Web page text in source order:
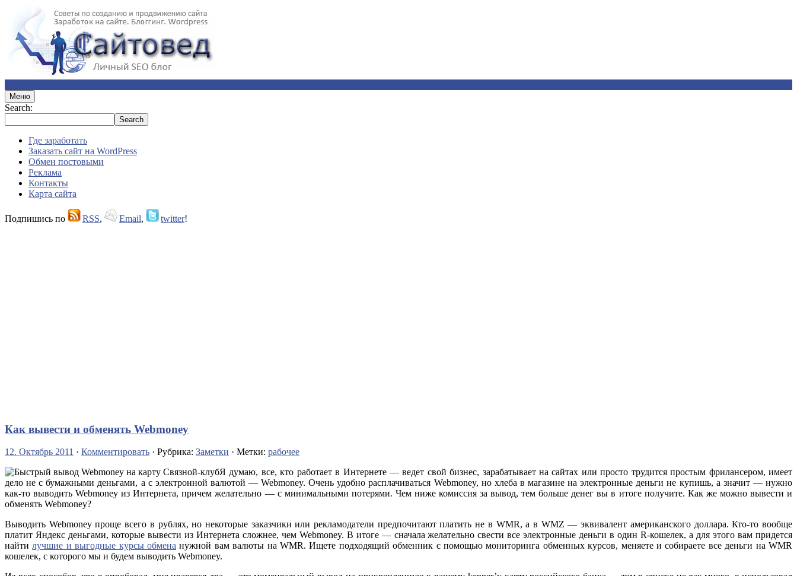
Меню
Search:
Где заработать
Заказать сайт на WordPress
Обмен постовыми
Реклама
Контакты
Карта сайта
Подпишись по RSS, Email, twitter!
Как вывести и обменять Webmoney
12. Октябрь 2011 · Комментировать · Рубрика: Заметки · Метки: рабочее
Я думаю, все, кто работает в Интернете — ведет свой бизнес, зарабатывает на сайтах или просто трудится простым фрилансером, имеет
дело не с бумажными деньгами, а с электронной валютой — Webmoney. Очень удобно расплачиваться Webmoney, но хлеба в магазине на электронные деньги не купишь, а значит — нужно
как-то выводить Webmoney из Интернета, причем желательно — с минимальными потерями. Чем ниже комиссия за вывод, тем больше денег вы в итоге получите. Как же можно вывести и
обменять Webmoney?
Выводить Webmoney проще всего в рублях, но некоторые заказчики или рекламодатели предпочитают платить не в WMR, а в WMZ — эквивалент американского доллара. Кто-то вообще
платит Яндекс деньгами, которые вывести из Интернета сложнее, чем Webmoney. В итоге — сначала желательно свести все электронные деньги в один R-кошелек, а для этого вам придется
найтилучшие и выгодные курсы обмена нужной вам валюты на WMR. Ищете подходящий обменник с помощью мониторинга обменных курсов, меняете и собираете все деньги на WMR
кошелек, с которого мы и будем выводить Webmoney.